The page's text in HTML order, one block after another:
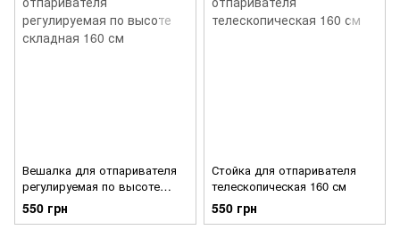
Вешалка для отпаривателя
регулируемая по высоте
складная 160 см
550 грн
Стойка для отпаривателя
телескопическая 160 см
550 грн